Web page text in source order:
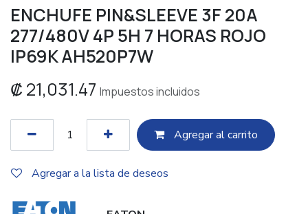
ENCHUFE PIN&SLEEVE 3F 20A
277/480V 4P 5H 7 HORAS ROJO
IP69K AH520P7W
₡ 21,031.47 Impuestos incluidos
Agregar al c​​arrito
Agregar a la lista de deseos